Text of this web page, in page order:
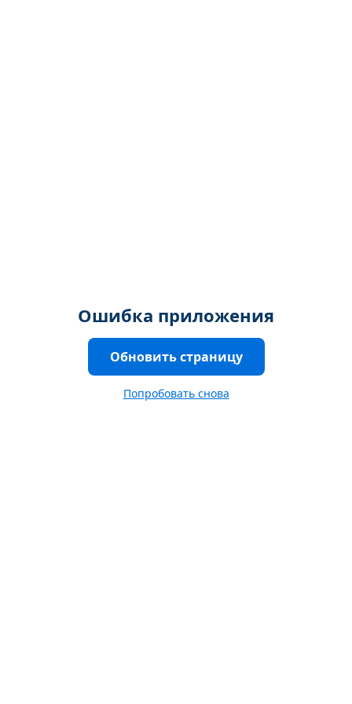
Ошибка приложения
Обновить страницу
Попробовать снова